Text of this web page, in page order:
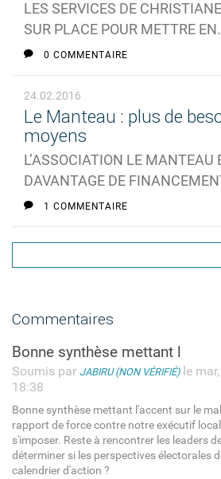
LES SERVICES DE
SUR PLACE POUR METTRE
0 COMMENTAIRE
24.02.2016
Le Manteau : plus de
moyens
L’ASSOCIATION LE MANTEAU
DAVANTAGE DE
1 COMMENTAIRE
Commentaires
Bonne synthèse mettant l
Soumis par JABIRU (NON VÉRIFIÉ)le
18:38
Bonne synthèse mettant l'accent sur le
rapport de force contre notre exécutif
s'imposer. Reste à rencontrer les leaders
déterminer si les perspectives électorales
calendrier d'action ?